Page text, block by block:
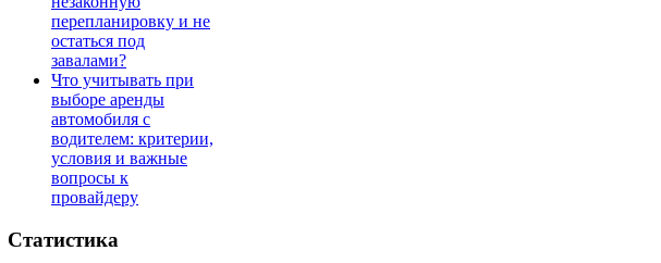
перепланировку и не
остаться под
завалами?
Что учитывать при
выборе аренды
автомобиля с
водителем: критерии,
условия и важные
вопросы к
провайдеру
Статистика